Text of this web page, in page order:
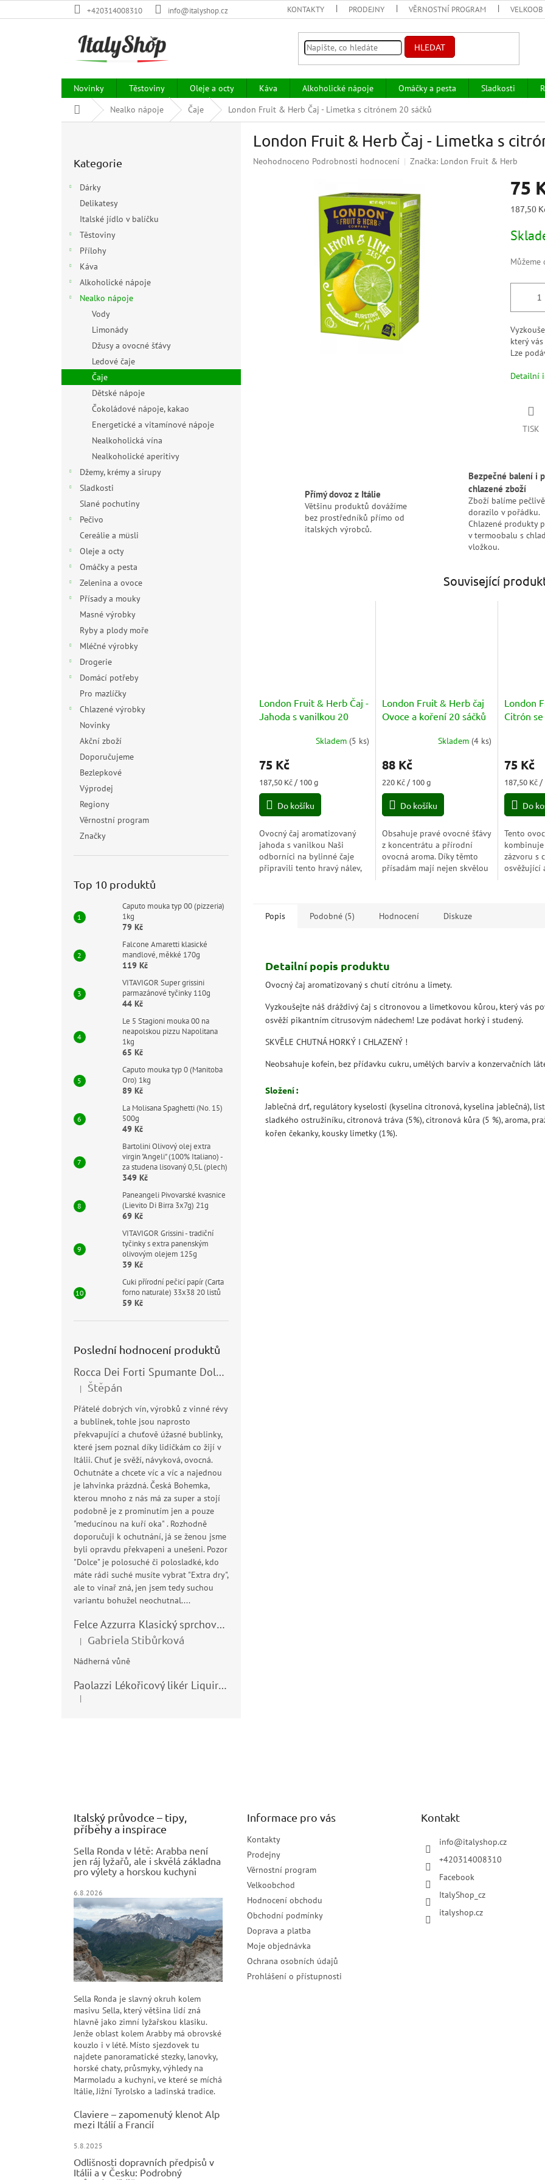
na
+420314008310 info@italyshop.cz KONTAKTY PRODEJNY VĚRNOSTNÍ PROGRAM
HLEDAT
Novinky Těstoviny Oleje a octy Káva Alkoholické nápoje Omáčky a pesta Sladkosti
Domů
Nealko nápoje Čaje London Fruit & Herb Čaj - Limetka s citrónem 20 sáčků
kategorie
Kategorie
Dárky
Delikatesy
Italské jídlo v balíčku
Těstoviny
Přílohy
Káva
Alkoholické nápoje
Nealko nápoje
Vody
Limonády
Džusy a ovocné šťávy
Ledové čaje
Čaje
Dětské nápoje
Čokoládové nápoje, kakao
Energetické a vitamínové nápoje
Nealkoholická vína
Nealkoholické aperitivy
Džemy, krémy a sirupy
Sladkosti
Slané pochutiny
Pečivo
Cereálie a müsli
Oleje a octy
Omáčky a pesta
Zelenina a ovoce
Přísady a mouky
Masné výrobky
Ryby a plody moře
Mléčné výrobky
Drogerie
Domácí potřeby
Pro mazlíčky
Chlazené výrobky
Novinky
Akční zboží
Doporučujeme
Bezlepkové
Výprodej
Regiony
Věrnostní program
Značky
Top 10 produktů
Caputo mouka typ 00 (pizzeria)
1kg
79 Kč
Falcone Amaretti klasické
mandlové, měkké 170g
119 Kč
VITAVIGOR Super grissini
parmazánové tyčinky 110g
44 Kč
Le 5 Stagioni mouka 00 na
neapolskou pizzu Napolitana
1kg
65 Kč
Caputo mouka typ 0 (Manitoba
Oro) 1kg
89 Kč
La Molisana Spaghetti (No. 15)
500g
49 Kč
Bartolini Olivový olej extra
virgin "Angeli" (100% Italiano) -
za studena lisovaný 0,5L (plech)
349 Kč
Paneangeli Pivovarské kvasnice
(Lievito Di Birra 3x7g) 21g
69 Kč
VITAVIGOR Grissini - tradiční
tyčinky s extra panenským
olivovým olejem 125g
39 Kč
Cuki přírodní pečicí papír (Carta
forno naturale) 33x38 20 listů
59 Kč
Poslední hodnocení produktů
Rocca Dei Forti Spumante Dolce 11,5% 0,75l
Hodnocení produktu je 5 z 5 hvězdiček.
| Štěpán
Přátelé dobrých vín, výrobků z vinné révy
a bublinek, tohle jsou naprosto
překvapující a chuťově úžasné bublinky,
které jsem poznal díky lidičkám co žijí v
Itálii. Chuť je svěží, návyková, ovocná.
Ochutnáte a chcete víc a víc a najednou
je lahvinka prázdná. Česká Bohemka,
kterou mnoho z nás má za super a stojí
podobně je z prominutím jen a pouze
"meducínou na kuří oka" . Rozhodně
doporučuji k ochutnání, já se ženou jsme
byli opravdu překvapeni a unešeni. Pozor
"Dolce" je polosuché či polosladké, kdo
máte rádi suché musíte vybrat "Extra dry",
ale to vinař zná, jen jsem tedy suchou
variantu bohužel neochutnal....
Felce Azzurra Klasický sprchový gel - doccia gel 400ml
Hodnocení produktu je 5 z 5 hvězdiček.
| Gabriela Stibůrková
Nádherná vůně
Paolazzi Lékořicový likér Liquirizia 24% 0,7L
Hodnocení produktu je 5 z 5 hvězdiček.
|
London Fruit & Herb Čaj - Limetka s
Průměrné
Neohodnoceno Podrobnosti hodnocení Značka: London Fruit & Herb
75
Měrná
187,50
který
Lze
Detailní
TISK
Přímý dovoz z Itálie
Většinu produktů dovážíme
bez prostředníků přímo od
italských výrobců.
Bezpečné balení i
chlazené zboží
Zboží balíme
dorazilo v pořádku.
Chlazené produkty
v termoobalu s
vložkou.
Související
London Fruit & Herb Čaj -
Jahoda s vanilkou 20
Skladem (5 ks)
75 Kč
Měrná
cena:
187,50 Kč / 100 g
Do košíku
Ovocný čaj aromatizovaný
jahoda s vanilkou Naši
odborníci na bylinné čaje
připravili tento hravý nálev,
London Fruit & Herb čaj
Ovoce a koření 20 sáčků
Skladem(4 ks)
88 Kč
Měrná
cena:
220 Kč / 100 g
Do košíku
Obsahuje pravé ovocné šťávy
z koncentrátu a přírodní
ovocná aroma. Díky těmto
přísadám mají nejen skvělou
London
Citrón
75 Kč
Měrná
cena:
187,50 Kč /
Do
Tento
zázvoru s
osvěžující
Popis
Podobné (5) Hodnocení Diskuze
Detailní popis produktu
Ovocný čaj aromatizovaný s chutí citrónu a limety.
Vyzkoušejte náš dráždivý čaj s citronovou a limetkovou kůrou, který vás
osvěží pikantním citrusovým nádechem! Lze podávat horký i studený.
SKVĚLE CHUTNÁ HORKÝ I CHLAZENÝ !
Neobsahuje kofein, bez přídavku cukru, umělých barviv a konzervačních
Složení :
Jablečná drť, regulátory kyselosti (kyselina citronová, kyselina jablečná),
sladkého ostružiníku, citronová tráva (5%), citronová kůra (5 %), aroma,
kořen čekanky, kousky limetky (1%).
Italský průvodce – tipy,
příběhy a inspirace
Sella Ronda v létě: Arabba není
jen ráj lyžařů, ale i skvělá základna
pro výlety a horskou kuchyni
6.8.2026
Sella Ronda je slavný okruh kolem
masivu Sella, který většina lidí zná
hlavně jako zimní lyžařskou klasiku.
Jenže oblast kolem Arabby má obrovské
kouzlo i v létě. Místo sjezdovek tu
najdete panoramatické stezky, lanovky,
horské chaty, průsmyky, výhledy na
Marmoladu a kuchyni, ve které se míchá
Itálie, Jižní Tyrolsko a ladinská tradice.
Claviere – zapomenutý klenot Alp
mezi Itálií a Francií
5.8.2025
Odlišnosti dopravních předpisů v
Itálii a v Česku: Podrobný
Informace pro vás
Kontakty
Prodejny
Věrnostní program
Velkoobchod
Hodnocení obchodu
Obchodní podmínky
Doprava a platba
Moje objednávka
Ochrana osobních údajů
Prohlášení o přístupnosti
Kontakt
info@italyshop.cz
+420314008310
Facebook
ItalyShop_cz
italyshop.cz